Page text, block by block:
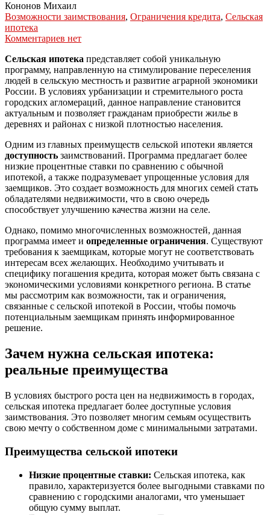
Кононов Михаил
Возможности заимствования, Ограничения кредита, Сельская
ипотека
Комментариев нет
Сельская ипотека представляет собой уникальную
программу, направленную на стимулирование переселения
людей в сельскую местность и развитие аграрной экономики
России. В условиях урбанизации и стремительного роста
городских агломераций, данное направление становится
актуальным и позволяет гражданам приобрести жилье в
деревнях и районах с низкой плотностью населения.
Одним из главных преимуществ сельской ипотеки является
доступность заимствований. Программа предлагает более
низкие процентные ставки по сравнению с обычной
ипотекой, а также подразумевает упрощенные условия для
заемщиков. Это создает возможность для многих семей стать
обладателями недвижимости, что в свою очередь
способствует улучшению качества жизни на селе.
Однако, помимо многочисленных возможностей, данная
программа имеет и определенные ограничения. Существуют
требования к заемщикам, которые могут не соответствовать
интересам всех желающих. Необходимо учитывать и
специфику погашения кредита, которая может быть связана с
экономическими условиями конкретного региона. В статье
мы рассмотрим как возможности, так и ограничения,
связанные с сельской ипотекой в России, чтобы помочь
потенциальным заемщикам принять информированное
решение.
Зачем нужна сельская ипотека:
реальные преимущества
В условиях быстрого роста цен на недвижимость в городах,
сельская ипотека предлагает более доступные условия
заимствования. Это позволяет многим семьям осуществить
свою мечту о собственном доме с минимальными затратами.
Преимущества сельской ипотеки
Низкие процентные ставки: Сельская ипотека, как
правило, характеризуется более выгодными ставками по
сравнению с городскими аналогами, что уменьшает
общую сумму выплат.